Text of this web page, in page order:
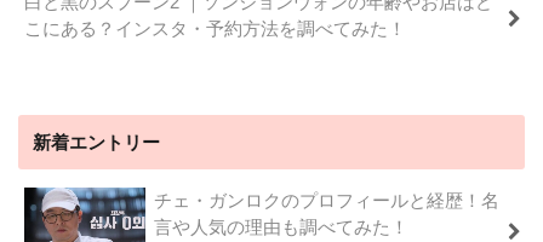
こにある？インスタ・予約方法を調べてみた！
新着エントリー
チェ・ガンロクのプロフィールと経歴！名
言や人気の理由も調べてみた！